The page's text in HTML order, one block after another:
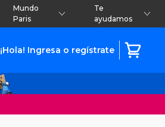
Mundo
Paris
Te
ayudamos
¡Hola! Ingresa o regístrate